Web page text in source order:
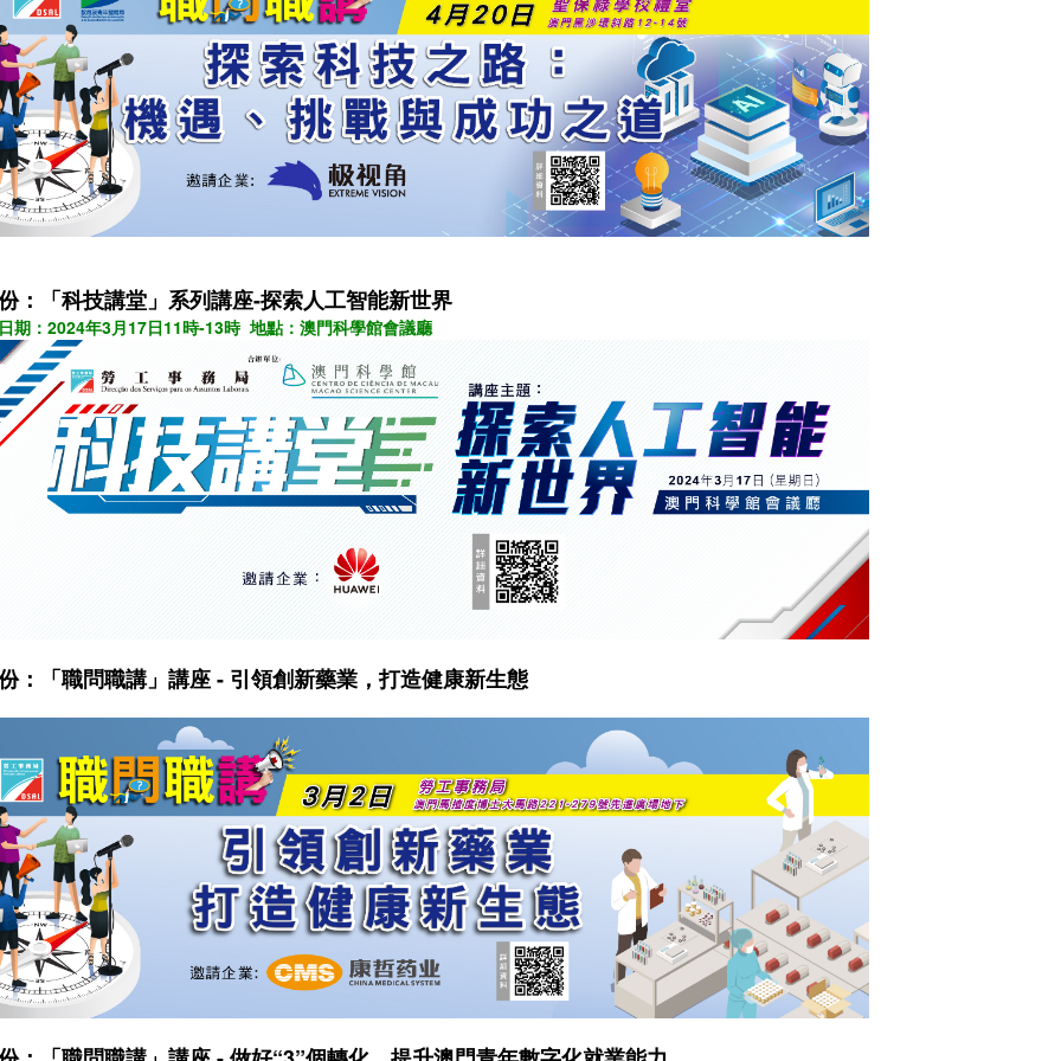
： 「科技講堂」系列講座-探索人工智能新世界
期：2024年3月17日11時-13時 地點：澳門科學館會議廳
：「職問職講」講座 - 引領創新藥業，打造健康新生態